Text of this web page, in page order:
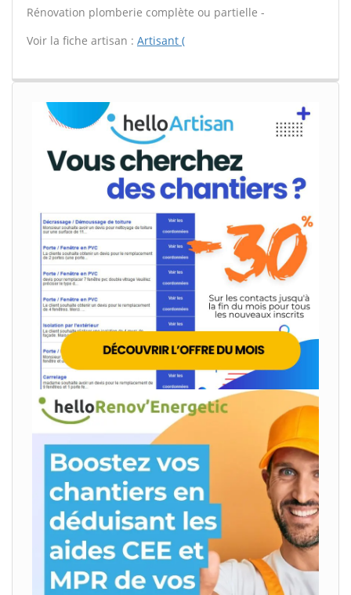
Rénovation plomberie complète ou partielle -
Voir la fiche artisan : Artisant (